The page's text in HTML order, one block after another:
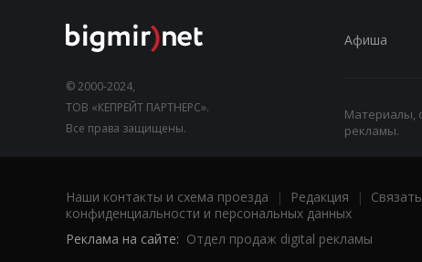
© 2000-2024,
ТОВ «КЕПРЕЙТ ПАРТНЕРС».
Все права защищены.
Афиша
Материалы,
рекламы.
Наши контакты и схема проезда | Редакция |
конфиденциальности и персональных данных
Реклама на сайте: Отдел продаж digital рекламы